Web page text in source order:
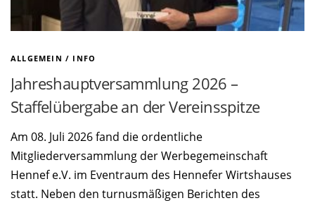
ALLGEMEIN / INFO
Jahreshauptversammlung 2026 –
Staffelübergabe an der Vereinsspitze
Am 08. Juli 2026 fand die ordentliche
Mitgliederversammlung der Werbegemeinschaft
Hennef e.V. im Eventraum des Hennefer Wirtshauses
statt. Neben den turnusmäßigen Berichten des